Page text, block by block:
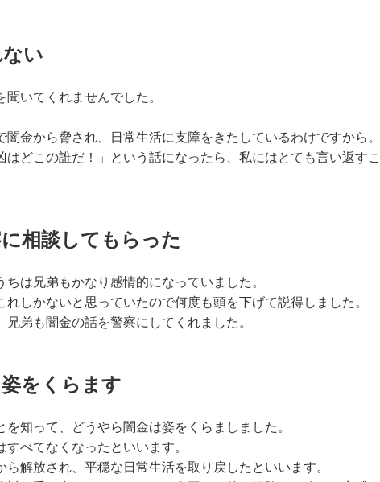
い
いてくれませんでした。
金から脅され、
日常生活に支障をきたしているわけですから。
はどこの誰だ！」という話になったら、私にはとても言い返すこ
相談してもらった
は兄弟もかなり感情的になっていました。
しかないと思っていたので何度も頭を下げて説得しました。
兄弟も闇金の話を警察にしてくれました。
をくらます
知って、どうやら闇金は姿をくらましました。
べてなくなったといいます。
解放され、 平穏な日常生活を取り戻したといいます。